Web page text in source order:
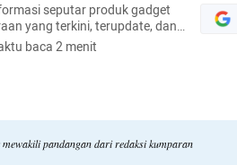
seputar produk gadget
yang terkini, terupdate, dan
baca 2 menit
pandangan dari redaksi kumparan